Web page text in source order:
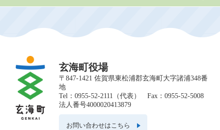
玄海町役場
〒847-1421 佐賀県東松浦郡玄海町大字諸浦348番
地
Tel：0955-52-2111（代表） Fax：0955-52-5008
法人番号4000020413879
お問い合わせはこちら